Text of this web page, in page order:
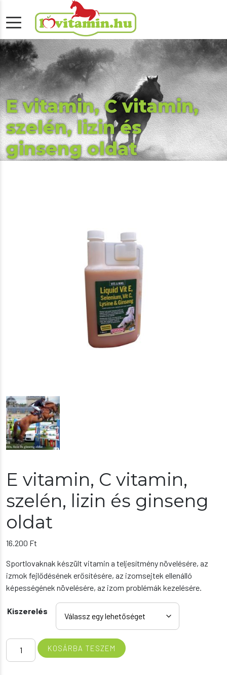
E vitamin, C vitamin,
szelén, lizin és
ginseng oldat
E vitamin, C vitamin,
szelén, lizin és ginseng
oldat
16.200 Ft
Sportlovaknak készült vitamin a teljesítmény növelésére, az
izmok fejlődésének erősítésére, az izomsejtek ellenálló
képességének növelésére, az izom problémák kezelésére.
Kiszerelés
E
vitamin,
KOSÁRBA TESZEM